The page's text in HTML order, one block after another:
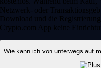
Netzwerk- oder
Download und die
Crypto.com App keine
Wie kann ich von unterwegs auf